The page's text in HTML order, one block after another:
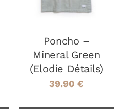
Poncho –
Mineral Green
(Elodie Détails)
39.90 €